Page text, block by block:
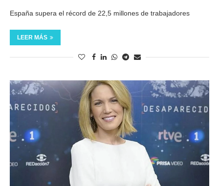
España supera el récord de 22,5 millones de trabajadores
LEER MÁS